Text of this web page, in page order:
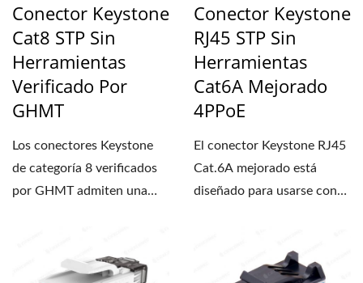
Conector Keystone
Cat8 STP Sin
Herramientas
Verificado Por
GHMT
Los conectores Keystone
de categoría 8 verificados
por GHMT admiten una
Conector Keystone
RJ45 STP Sin
Herramientas
Cat6A Mejorado
4PPoE
El conector Keystone RJ45
Cat.6A mejorado está
diseñado para usarse con